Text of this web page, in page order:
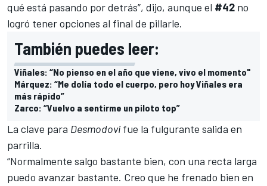
qué está pasando por detrás”, dijo, aunque el #42 no
logró tener opciones al final de pillarle.
También puedes leer:
Viñales: “No pienso en el año que viene, vivo el momento"
Márquez: “Me dolía todo el cuerpo, pero hoy Viñales era
más rápido”
Zarco: “Vuelvo a sentirme un piloto top”
La clave para Desmodovifue la fulgurante salida en
parrilla.
“Normalmente salgo bastante bien, con una recta larga
puedo avanzar bastante. Creo que he frenado bien en